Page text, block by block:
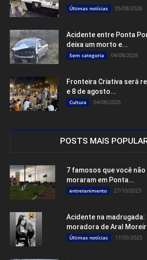
Últimas notícias 05/08/2026
Acidente entre Ponta
deixa um morto e...
Sem categoria 04/08/2026
Fronteira Criativa será
e 8 de agosto...
Cultura 04/08/2026
POSTS MAIS
7 famosos que você
moraram em Ponta...
entretenimento 27/10/2023
Acidente na madrugada:
moradora de Aral
Últimas notícias 17/05/2023